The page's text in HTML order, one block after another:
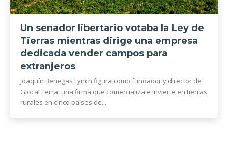
Un senador libertario votaba la Ley de
Tierras mientras dirige una empresa
dedicada vender campos para
extranjeros
Joaquín Benegas Lynch figura como fundador y director de
Glocal Terra, una firma que comercializa e invierte en tierras
rurales en cinco países de...